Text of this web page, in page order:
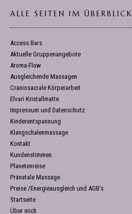
ALLE SEITEN IM ÜBERBLICK
Access Bars
Aktuelle Gruppenangebote
Aroma-Flow
Ausgleichende Massagen
Craniosacrale Körperarbeit
Elvari Kristallmatte
Impressum und Datenschutz
Kinderentspannung
Klangschalenmassage
Kontakt
Kundenstimmen
Planetenreise
Pränatale Massage
Preise /Energieausgleich und AGB’s
Startseite
Über mich